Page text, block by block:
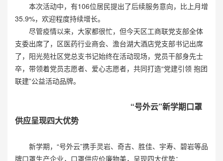
本次活动中，有106位居民提出了后续服务意向，比上月增
35.9%，欢迎程度持续增长。
尽管疫情以来，大家都很忙，但今天区工商联党支部全体
支委出席了，区医药行业商会、澹台湖大酒店党支部书记出席
了，阳光苑社区党总支书记始终在活动现场，党员干部身先士
卒，带领着党员志愿者、爱心志愿者，共同打造“党建引领 抱团
联建”公益活动品牌。
“号外云”新学期口罩
供应呈现四大优势
新学期，“号外云”携手灵岩、奇吉、胜佳、宇寿、碧岩等品
牌口罩生产企业，口罩供应价廉物美，呈现四大优势：